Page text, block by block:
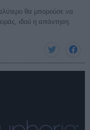
θα μπορούσε να
ιδού η απάντηση.